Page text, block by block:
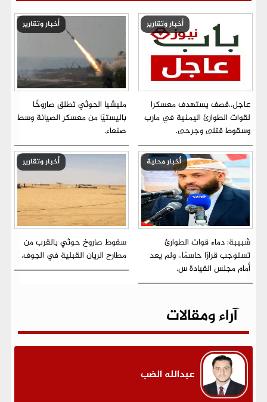
أخبار وتقارير
عاجل..قصف يستهدف معسكرا
لقوات الطوارئ اليمنية في مارب
وسقوط قتلى وجرحى.
أخبار وتقارير
مليشيا الحوثي تطلق صاروخًا
باليستيًا من معسكر الصيانة وسط
صنعاء.
أخبار محلية
شبيبة: دماء قوات الطوارئ
تستوجب قرارًا حاسمًا.. ولم يعد
أمام مجلس القيادة س.
أخبار وتقارير
سقوط صاروخ حوثي بالقرب من
مطارح الريان القبلية في الجوف.
آراء ومقالات
عبدالله الضب